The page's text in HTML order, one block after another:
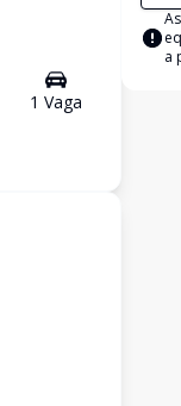
1 Vaga
a